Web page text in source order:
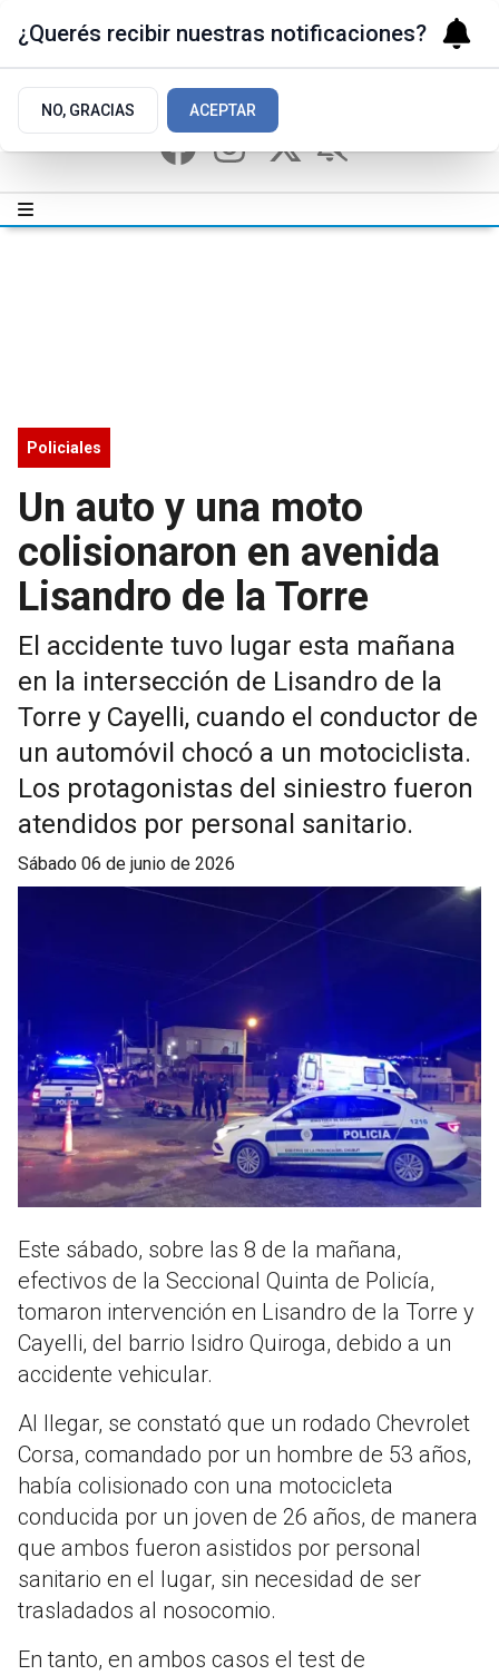
Policiales
Un auto y una moto
colisionaron en avenida
Lisandro de la Torre
El accidente tuvo lugar esta mañana
en la intersección de Lisandro de la
Torre y Cayelli, cuando el conductor de
un automóvil chocó a un motociclista.
Los protagonistas del siniestro fueron
atendidos por personal sanitario.
sábado 06 de junio de 2026
Este sábado, sobre las 8 de la mañana,
efectivos de la Seccional Quinta de Policía,
tomaron intervención en Lisandro de la Torre y
Cayelli, del barrio Isidro Quiroga, debido a un
accidente vehicular.
Al llegar, se constató que un rodado Chevrolet
Corsa, comandado por un hombre de 53 años,
había colisionado con una motocicleta
conducida por un joven de 26 años, de manera
que ambos fueron asistidos por personal
sanitario en el lugar, sin necesidad de ser
trasladados al nosocomio.
En tanto, en ambos casos el test de
¿Querés recibir nuestras notificaciones?
NO, GRACIAS ACEPTAR